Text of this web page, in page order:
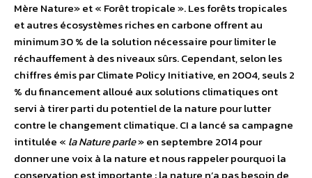
Mère Nature» et « Forêt tropicale ». Les forêts tropicales
et autres écosystèmes riches en carbone offrent au
minimum 30 % de la solution nécessaire pour limiter le
réchauffement à des niveaux sûrs. Cependant, selon les
chiffres émis par Climate Policy Initiative, en 2004, seuls 2
% du financement alloué aux solutions climatiques ont
servi à tirer parti du potentiel de la nature pour lutter
contre le changement climatique. CI a lancé sa campagne
intitulée « la Nature parle» en septembre 2014 pour
donner une voix à la nature et nous rappeler pourquoi la